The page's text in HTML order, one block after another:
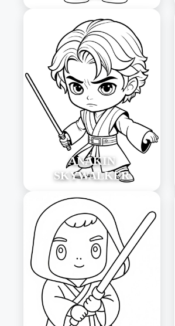
ANAKIN
SKYWALKER